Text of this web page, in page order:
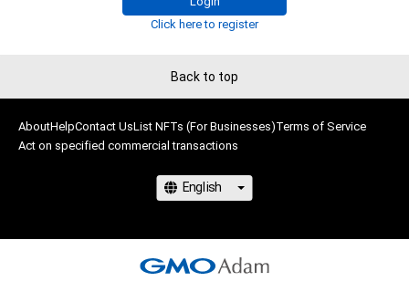
であると判断した場合、利用をお断りさせていただきます。
TBSテレビおよび番組は、NFTの出品に関わる手続き・権利には
Click here to register
Back to top
AboutHelpContact UsList NFTs (For Businesses)Terms of Service
Act on specified commercial transactions